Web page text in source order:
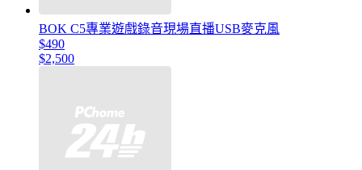
BOK C5專業遊戲錄音現場直播USB麥克風
$490
$2,500